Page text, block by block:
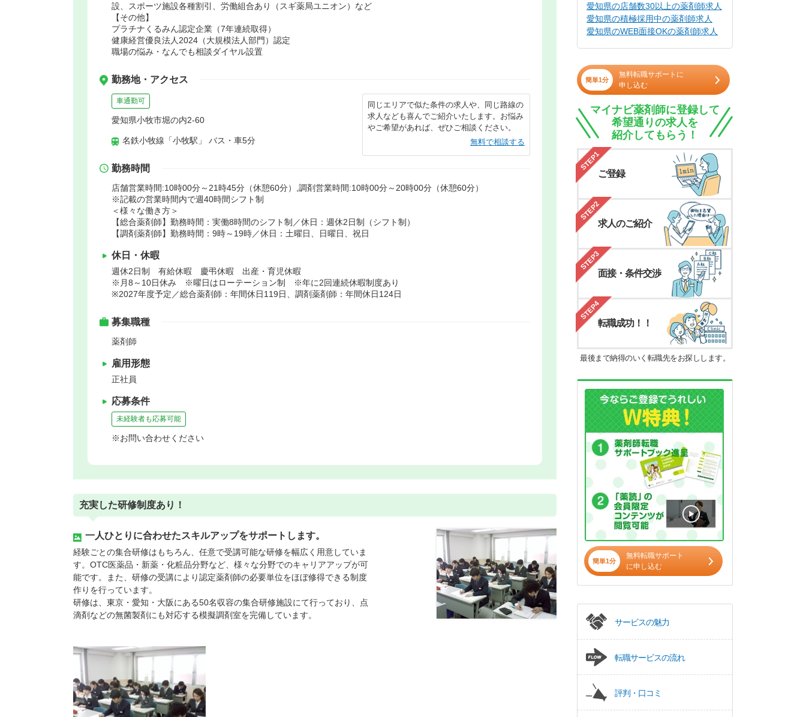
設、スポーツ施設各種割引、労働組合あり（スギ薬局ユニオン）など
【その他】
プラチナくるみん認定企業（7年連続取得）
健康経営優良法人2024（大規模法人部門）認定
職場の悩み・なんでも相談ダイヤル設置
勤務地・アクセス
車通勤可
愛知県小牧市堀の内2-60
名鉄小牧線「小牧駅」 バス・車5分
同じエリアで似た条件の求人や、同じ路線の
求人なども喜んでご紹介いたします。お悩み
やご希望があれば、ぜひご相談ください。
無料で相談する
勤務時間
店舗営業時間:10時00分～21時45分（休憩60分）,調剤営業時間:10時00分～20時00分（休憩60分）
※記載の営業時間内で週40時間シフト制
＜様々な働き方＞
【総合薬剤師】勤務時間：実働8時間のシフト制／休日：週休2日制（シフト制）
【調剤薬剤師】勤務時間：9時～19時／休日：土曜日、日曜日、祝日
休日・休暇
週休2日制 有給休暇 慶弔休暇 出産・育児休暇
※月8～10日休み ※曜日はローテーション制 ※年に2回連続休暇制度あり
※2027年度予定／総合薬剤師：年間休日119日、調剤薬剤師：年間休日124日
募集職種
薬剤師
雇用形態
正社員
応募条件
未経験者も応募可能
※お問い合わせください
充実した研修制度あり！
一人ひとりに合わせたスキルアップをサポートします。
経験ごとの集合研修はもちろん、任意で受講可能な研修を幅広く用意していま
す。OTC医薬品・新薬・化粧品分野など、様々な分野でのキャリアアップが可
能です。また、研修の受講により認定薬剤師の必要単位をほぼ修得できる制度
作りを行っています。
研修は、東京・愛知・大阪にある50名収容の集合研修施設にて行っており、点
滴剤などの無菌製剤にも対応する模擬調剤室を完備しています。
愛知県の店舗数30以上の薬剤師求人
愛知県の積極採用中の薬剤師求人
愛知県のWEB面接OKの薬剤師求人
簡単1分
無料転職サポートに
申し込む
マイナビ薬剤師に登録して
希望通りの求人を
紹介してもらう！
STEP1
ご登録
STEP2
求人のご紹介
STEP3
面接・条件交渉
STEP4
転職成功！！
最後まで納得のいく転職先をお探しします。
簡単1分
無料転職サポート
に申し込む
サービスの魅力
転職サービスの流れ
評判・口コミ